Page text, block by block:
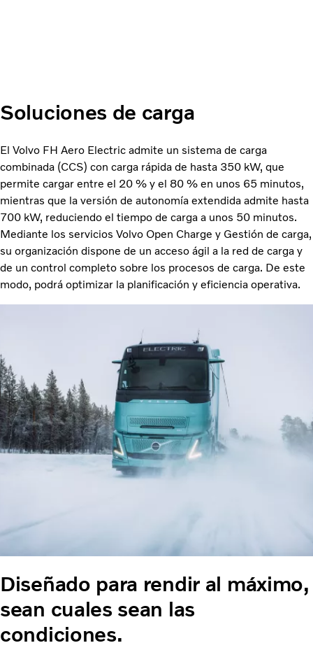
Soluciones de carga
El Volvo FH Aero Electric admite un sistema de carga
combinada (CCS) con carga rápida de hasta 350 kW, que
permite cargar entre el 20 % y el 80 % en unos 65 minutos,
mientras que la versión de autonomía extendida admite hasta
700 kW, reduciendo el tiempo de carga a unos 50 minutos.
Mediante los servicios Volvo Open Charge y Gestión de carga,
su organización dispone de un acceso ágil a la red de carga y
de un control completo sobre los procesos de carga. De este
modo, podrá optimizar la planificación y eficiencia operativa.
Diseñado para rendir al máximo,
sean cuales sean las
condiciones.